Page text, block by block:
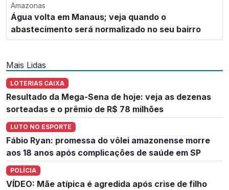
Amazonas
Água volta em Manaus; veja quando o
abastecimento será normalizado no seu bairro
Mais Lidas
LOTERIAS CAIXA
Resultado da Mega-Sena de hoje: veja as dezenas
sorteadas e o prêmio de R$ 78 milhões
LUTO NO ESPORTE
Fábio Ryan: promessa do vôlei amazonense morre
aos 18 anos após complicações de saúde em SP
POLÍCIA
VÍDEO: Mãe atípica é agredida após crise de filho